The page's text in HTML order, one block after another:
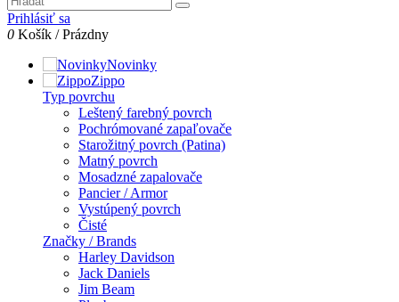
Prihlásiť sa
0 Košík /Prázdny
Novinky
Zippo
Typ povrchu
Leštený farebný povrch
Pochrómované zapaľovače
Starožitný povrch (Patina)
Matný povrch
Mosadzné zapalovače
Pancier / Armor
Vystúpený povrch
Čisté
Značky / Brands
Harley Davidson
Jack Daniels
Jim Beam